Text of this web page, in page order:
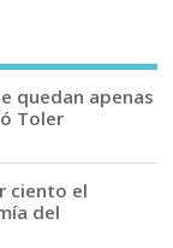
quedan apenas
Toler
ciento el
del